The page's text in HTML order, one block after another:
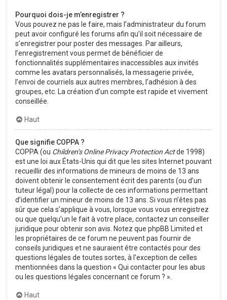
Pourquoi dois-je m’enregistrer ?
Vous pouvez ne pas le faire, mais l’administrateur du forum
peut avoir configuré les forums afin qu’il soit nécessaire de
s’enregistrer pour poster des messages. Par ailleurs,
l’enregistrement vous permet de bénéficier de
fonctionnalités supplémentaires inaccessibles aux invités
comme les avatars personnalisés, la messagerie privée,
l’envoi de courriels aux autres membres, l’adhésion à des
groupes, etc. La création d’un compte est rapide et vivement
conseillée.
Haut
Que signifie COPPA ?
COPPA (ou Children’s Online Privacy Protection Actde 1998)
est une loi aux États-Unis qui dit que les sites Internet pouvant
recueillir des informations de mineurs de moins de 13 ans
doivent obtenir le consentement écrit des parents (ou d’un
tuteur légal) pour la collecte de ces informations permettant
d’identifier un mineur de moins de 13 ans. Si vous n’êtes pas
sûr que cela s’applique à vous, lorsque vous vous enregistrez
ou que quelqu’un le fait à votre place, contactez un conseiller
juridique pour obtenir son avis. Notez que phpBB Limited et
les propriétaires de ce forum ne peuvent pas fournir de
conseils juridiques et ne sauraient être contactés pour des
questions légales de toutes sortes, à l’exception de celles
mentionnées dans la question « Qui contacter pour les abus
ou les questions légales concernant ce forum ? ».
Haut